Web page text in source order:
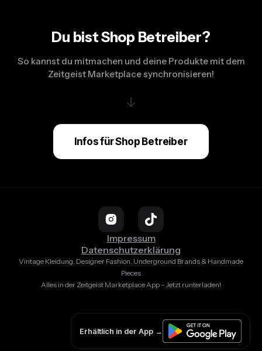
Du bist Shop Betreiber?
So kannst du mitmachen und deine Produkte mit dem
Zeitgeist Marketplace synchronisieren!
↓
Infos für Shop Betreiber
Impressum
Datenschutzerklärung
Vintage Kleidung, Designer Fashion, Underground Brands & Handmade
Pieces
Alles in der Zeitgeist Marketplace App – Jetzt runterladen!
Erhältlich in der App →